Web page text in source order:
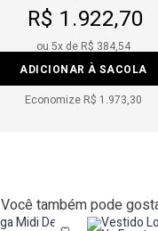
R$ 1.922,70
ou 5x de R$ 384,54
ADICIONAR À SACOLA
Economize R$ 1.973,30
Você também pode